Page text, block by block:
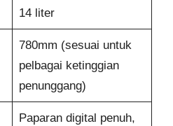
14 liter
780mm (sesuai untuk
pelbagai ketinggian
penunggang)
Paparan digital penuh,